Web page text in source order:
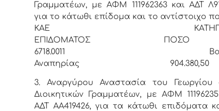
Γραμματέων, με ΑΦΜ 111962363 και ΑΔΤ
για το κάτωθι επίδομα και το αντίστοιχο
ΚΑΕ
ΕΠΙΔΟΜΑΤΟΣ ΠΟΣΟ
6718.0011
Αναπηρίας 904.380,50
3. Αναργύρου Αναστασία του Γεωργίου
Διοικητικών Γραμματέων, με ΑΦΜ
ΑΔΤ ΑΑ419426, για τα κάτωθι επιδόματα